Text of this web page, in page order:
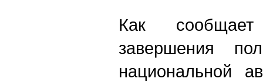
Как
завершения
национальной